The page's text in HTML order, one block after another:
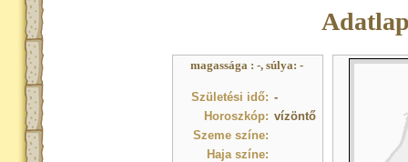
magassága : -, súlya: -
Születési idő: -
Horoszkóp: vízöntő
Szeme színe:
Haja színe: